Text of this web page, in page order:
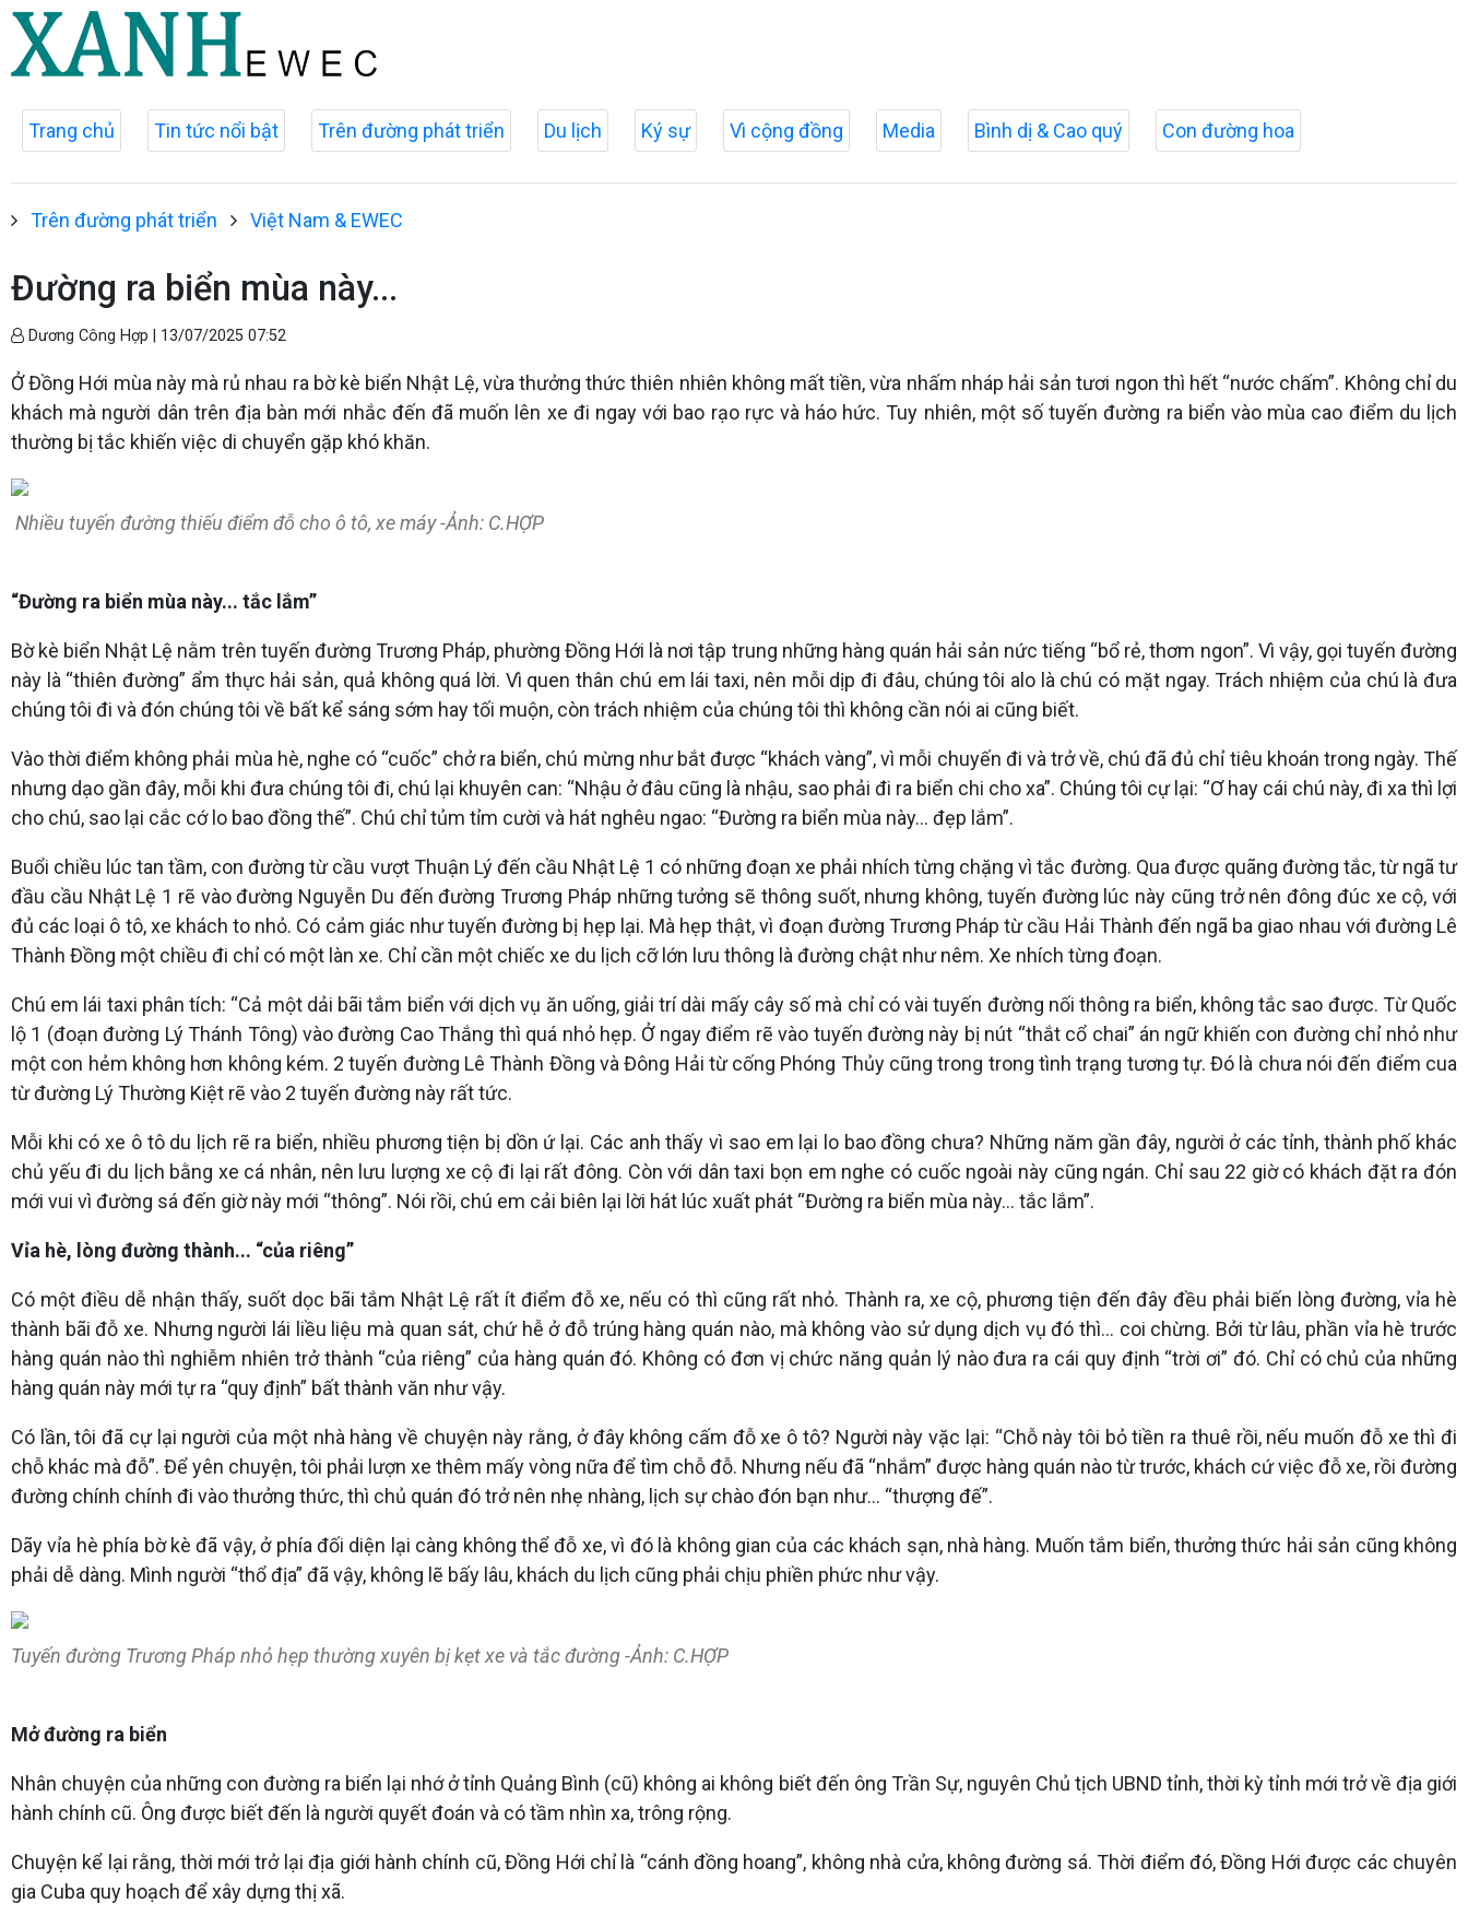
Trang chủ Tin tức nổi bật Trên đường phát triển Du lịch Ký sự Vì cộng đồng Media Bình dị & Cao quý Con đường hoa
Trên đường phát triển Việt Nam & EWEC
Đường ra biển mùa này...
Dương Công Hợp | 13/07/2025 07:52
Ở Đồng Hới mùa này mà rủ nhau ra bờ kè biển Nhật Lệ, vừa thưởng thức thiên nhiên không mất tiền, vừa nhấm nháp hải sản tươi ngon thì hết “nước chấm”. Không chỉ du
khách mà người dân trên địa bàn mới nhắc đến đã muốn lên xe đi ngay với bao rạo rực và háo hức. Tuy nhiên, một số tuyến đường ra biển vào mùa cao điểm du lịch
thường bị tắc khiến việc di chuyển gặp khó khăn.
Nhiều tuyến đường thiếu điểm đỗ cho ô tô, xe máy -Ảnh: C.HỢP
“Đường ra biển mùa này... tắc lắm”
Bờ kè biển Nhật Lệ nằm trên tuyến đường Trương Pháp, phường Đồng Hới là nơi tập trung những hàng quán hải sản nức tiếng “bổ rẻ, thơm ngon”. Vì vậy, gọi tuyến đường
này là “thiên đường” ẩm thực hải sản, quả không quá lời. Vì quen thân chú em lái taxi, nên mỗi dịp đi đâu, chúng tôi alo là chú có mặt ngay. Trách nhiệm của chú là đưa
chúng tôi đi và đón chúng tôi về bất kể sáng sớm hay tối muộn, còn trách nhiệm của chúng tôi thì không cần nói ai cũng biết.
Vào thời điểm không phải mùa hè, nghe có “cuốc” chở ra biển, chú mừng như bắt được “khách vàng”, vì mỗi chuyến đi và trở về, chú đã đủ chỉ tiêu khoán trong ngày. Thế
nhưng dạo gần đây, mỗi khi đưa chúng tôi đi, chú lại khuyên can: “Nhậu ở đâu cũng là nhậu, sao phải đi ra biển chi cho xa”. Chúng tôi cự lại: “Ơ hay cái chú này, đi xa thì lợi
cho chú, sao lại cắc cớ lo bao đồng thế”. Chú chỉ tủm tỉm cười và hát nghêu ngao: “Đường ra biển mùa này... đẹp lắm”.
Buổi chiều lúc tan tầm, con đường từ cầu vượt Thuận Lý đến cầu Nhật Lệ 1 có những đoạn xe phải nhích từng chặng vì tắc đường. Qua được quãng đường tắc, từ ngã tư
đầu cầu Nhật Lệ 1 rẽ vào đường Nguyễn Du đến đường Trương Pháp những tưởng sẽ thông suốt, nhưng không, tuyến đường lúc này cũng trở nên đông đúc xe cộ, với
đủ các loại ô tô, xe khách to nhỏ. Có cảm giác như tuyến đường bị hẹp lại. Mà hẹp thật, vì đoạn đường Trương Pháp từ cầu Hải Thành đến ngã ba giao nhau với đường Lê
Thành Đồng một chiều đi chỉ có một làn xe. Chỉ cần một chiếc xe du lịch cỡ lớn lưu thông là đường chật như nêm. Xe nhích từng đoạn.
Chú em lái taxi phân tích: “Cả một dải bãi tắm biển với dịch vụ ăn uống, giải trí dài mấy cây số mà chỉ có vài tuyến đường nối thông ra biển, không tắc sao được. Từ Quốc
lộ 1 (đoạn đường Lý Thánh Tông) vào đường Cao Thắng thì quá nhỏ hẹp. Ở ngay điểm rẽ vào tuyến đường này bị nút “thắt cổ chai” án ngữ khiến con đường chỉ nhỏ như
một con hẻm không hơn không kém. 2 tuyến đường Lê Thành Đồng và Đông Hải từ cống Phóng Thủy cũng trong trong tình trạng tương tự. Đó là chưa nói đến điểm cua
từ đường Lý Thường Kiệt rẽ vào 2 tuyến đường này rất tức.
Mỗi khi có xe ô tô du lịch rẽ ra biển, nhiều phương tiện bị dồn ứ lại. Các anh thấy vì sao em lại lo bao đồng chưa? Những năm gần đây, người ở các tỉnh, thành phố khác
chủ yếu đi du lịch bằng xe cá nhân, nên lưu lượng xe cộ đi lại rất đông. Còn với dân taxi bọn em nghe có cuốc ngoài này cũng ngán. Chỉ sau 22 giờ có khách đặt ra đón
mới vui vì đường sá đến giờ này mới “thông”. Nói rồi, chú em cải biên lại lời hát lúc xuất phát “Đường ra biển mùa này... tắc lắm”.
Vỉa hè, lòng đường thành... “của riêng”
Có một điều dễ nhận thấy, suốt dọc bãi tắm Nhật Lệ rất ít điểm đỗ xe, nếu có thì cũng rất nhỏ. Thành ra, xe cộ, phương tiện đến đây đều phải biến lòng đường, vỉa hè
thành bãi đỗ xe. Nhưng người lái liều liệu mà quan sát, chứ hễ ở đỗ trúng hàng quán nào, mà không vào sử dụng dịch vụ đó thì... coi chừng. Bởi từ lâu, phần vỉa hè trước
hàng quán nào thì nghiễm nhiên trở thành “của riêng” của hàng quán đó. Không có đơn vị chức năng quản lý nào đưa ra cái quy định “trời ơi” đó. Chỉ có chủ của những
hàng quán này mới tự ra “quy định” bất thành văn như vậy.
Có lần, tôi đã cự lại người của một nhà hàng về chuyện này rằng, ở đây không cấm đỗ xe ô tô? Người này vặc lại: “Chỗ này tôi bỏ tiền ra thuê rồi, nếu muốn đỗ xe thì đi
chỗ khác mà đỗ”. Để yên chuyện, tôi phải lượn xe thêm mấy vòng nữa để tìm chỗ đỗ. Nhưng nếu đã “nhắm” được hàng quán nào từ trước, khách cứ việc đỗ xe, rồi đường
đường chính chính đi vào thưởng thức, thì chủ quán đó trở nên nhẹ nhàng, lịch sự chào đón bạn như... “thượng đế”.
Dãy vỉa hè phía bờ kè đã vậy, ở phía đối diện lại càng không thể đỗ xe, vì đó là không gian của các khách sạn, nhà hàng. Muốn tắm biển, thưởng thức hải sản cũng không
phải dễ dàng. Mình người “thổ địa” đã vậy, không lẽ bấy lâu, khách du lịch cũng phải chịu phiền phức như vậy.
Tuyến đường Trương Pháp nhỏ hẹp thường xuyên bị kẹt xe và tắc đường -Ảnh: C.HỢP
Mở đường ra biển
Nhân chuyện của những con đường ra biển lại nhớ ở tỉnh Quảng Bình (cũ) không ai không biết đến ông Trần Sự, nguyên Chủ tịch UBND tỉnh, thời kỳ tỉnh mới trở về địa giới
hành chính cũ. Ông được biết đến là người quyết đoán và có tầm nhìn xa, trông rộng.
Chuyện kể lại rằng, thời mới trở lại địa giới hành chính cũ, Đồng Hới chỉ là “cánh đồng hoang”, không nhà cửa, không đường sá. Thời điểm đó, Đồng Hới được các chuyên
gia Cuba quy hoạch để xây dựng thị xã.